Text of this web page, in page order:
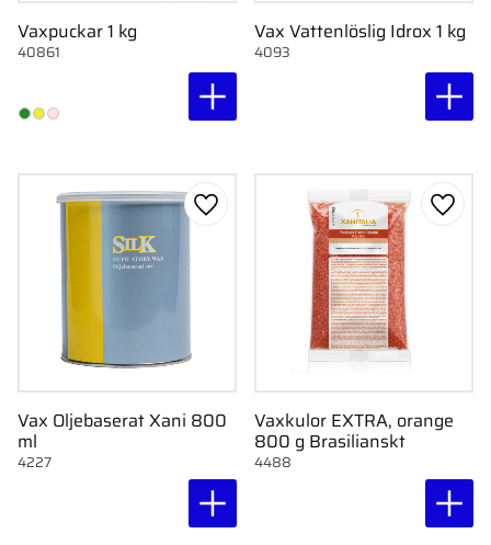
Vaxpuckar 1 kg
40861
Vax Vattenlöslig Idrox 1 kg
4093
Vax Oljebaserat Xani 800
ml
4227
Lägg till i favoriter
Vaxkulor EXTRA, orange
800 g Brasilianskt
4488
Lägg